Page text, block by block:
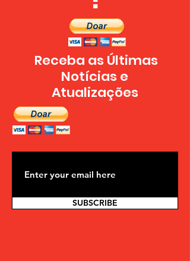
Receba as Últimas
Notícias e
Atualizações
SUBSCRIBE